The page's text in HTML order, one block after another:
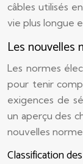
câbles utilisés
vie plus longue
Les nouvelles
Les normes
pour tenir
exigences de
un aperçu des
nouvelles
Classification